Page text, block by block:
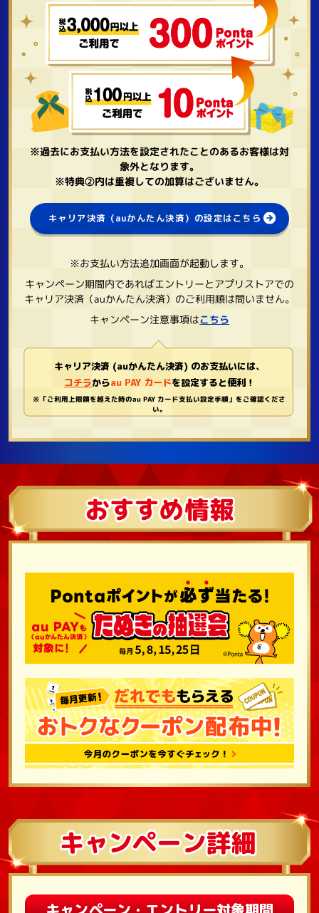
※過去にお支払い方法を設定されたことのあるお客様は対
象外となります。
※特典②内は重複しての加算はございません。
キャリア決済（auかんたん決済）の設定はこちら
※お支払い方法追加画面が起動します。
キャンペーン期間内であればエントリーとアプリストアでの
キャリア決済（auかんたん決済）のご利用順は問いません。
キャンペーン注意事項はこちら
キャリア決済 (auかんたん決済) のお支払いには、
コチラからau PAY カードを設定すると便利！
※「ご利用上限額を越えた時のau PAY カード支払い設定手順」をご確認くださ
い。